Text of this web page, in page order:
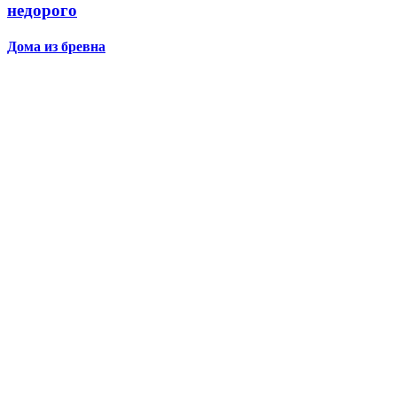
Дома из бревна